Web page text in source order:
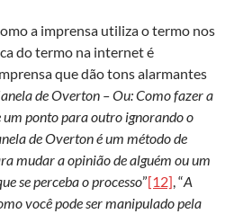
a imprensa utiliza o termo nos
do termo na internet é
que dão tons alarmantes
de Overton – Ou: Como fazer a
ponto para outro ignorando o
de Overton é um método de
mudar a opinião de alguém ou um
se perceba o processo”[12] , “A
você pode ser manipulado pela